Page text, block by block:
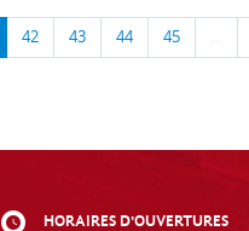
42 43 44 45 …
HORAIRES D'OUVERTURES